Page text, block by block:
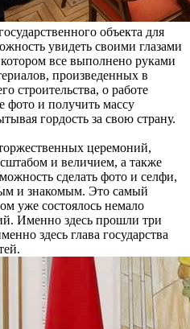
объекта для
увидеть своими глазами
все выполнено руками
произведенных в
строительства, о работе
фото и получить массу
гордость за свою страну.
церемоний,
и величием, а также
сделать фото и селфи,
и знакомым. Это самый
уже состоялось немало
Именно здесь прошли три
здесь глава государства